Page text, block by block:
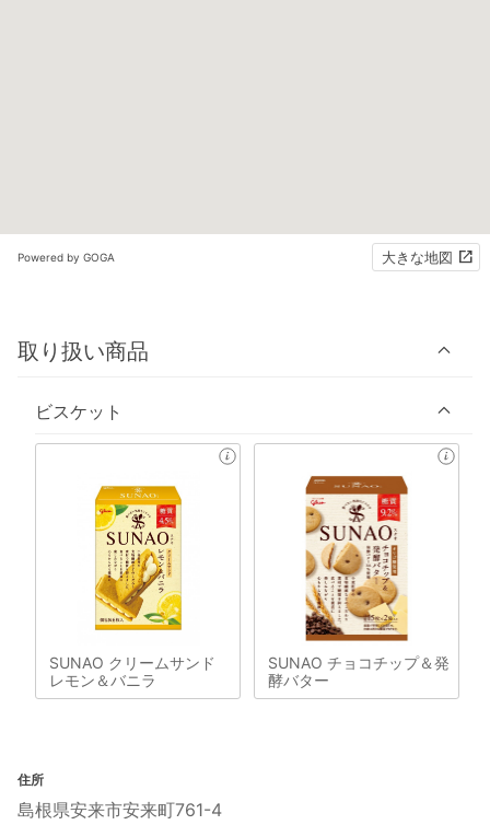
Powered by GOGA 大きな地図
取り扱い商品
ビスケット
SUNAO クリームサンド
レモン＆バニラ
SUNAO チョコチップ＆発
酵バター
住所
島根県安来市安来町761-4